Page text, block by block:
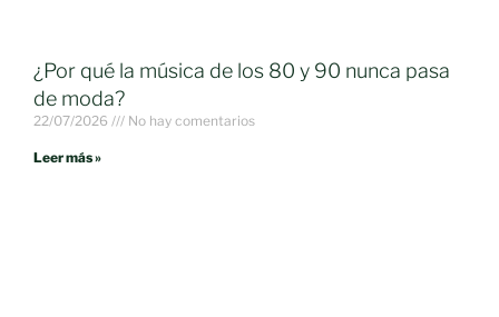
¿Por qué la música de los 80 y 90 nunca pasa
de moda?
22/07/2026 No hay comentarios
Leer más »